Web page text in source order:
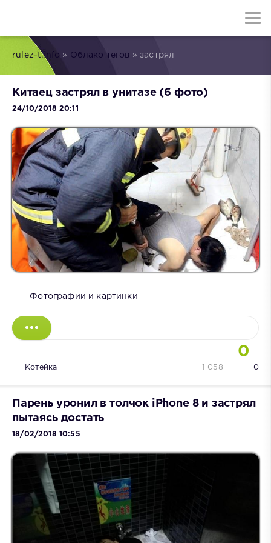
rulez-t.info » Облако тегов » застрял
Китаец застрял в унитазе (6 фото)
24/10/2018 20:11
Фотографии и картинки
0
Котейка 0
1 058
Парень уронил в толчок iPhone 8 и застрял
пытаясь достать
18/02/2018 10:55